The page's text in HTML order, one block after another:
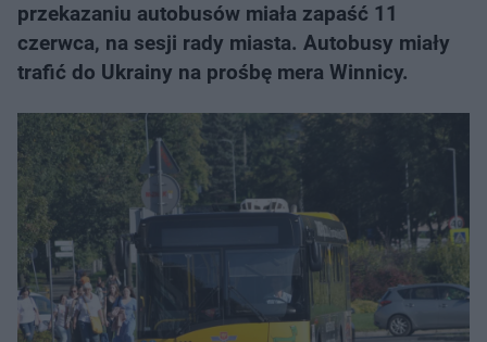
przekazaniu autobusów miała zapaść 11
czerwca, na sesji rady miasta. Autobusy miały
trafić do Ukrainy na prośbę mera Winnicy.